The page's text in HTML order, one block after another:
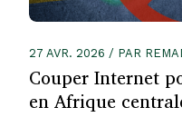
27 AVR. 2026 / PAR
Couper Internet
en Afrique